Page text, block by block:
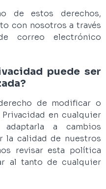
de estos derechos,
con nosotros a través
correo electrónico
puede ser
de modificar o
en cualquier
a cambios
la calidad de nuestros
revisar esta política
al tanto de cualquier